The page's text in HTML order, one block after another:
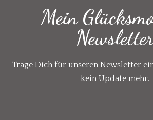
Mein
Trage Dich für unseren Newsletter
kein Update mehr.